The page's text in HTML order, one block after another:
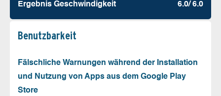
Ergebnis Geschw­indigkeit 6.0/ 6.0
Benutz­barkeit
Fälschliche Warnungen während der Installation
und Nutzung von Apps aus dem Google Play
Store